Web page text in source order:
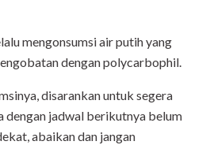
mengonsumsi air putih yang
dengan polycarbophil.
disarankan untuk segera
dengan jadwal berikutnya belum
abaikan dan jangan